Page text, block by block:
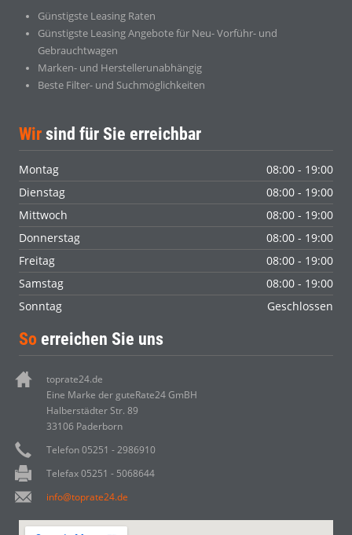
Günstigste Leasing Raten
Günstigste Leasing Angebote für Neu- Vorführ- und
Gebrauchtwagen
Marken- und Herstellerunabhängig
Beste Filter- und Suchmöglichkeiten
Wir sind für Sie erreichbar
Montag
08:00 - 19:00
Dienstag
08:00 - 19:00
Mittwoch
08:00 - 19:00
Donnerstag
08:00 - 19:00
Freitag
08:00 - 19:00
Samstag
08:00 - 19:00
Sonntag
Geschlossen
So erreichen Sie uns
toprate24.de
Eine Marke der guteRate24 GmBH
Halberstädter Str. 89
33106 Paderborn
Telefon 05251 - 2986910
Telefax 05251 - 5068644
info@toprate24.de